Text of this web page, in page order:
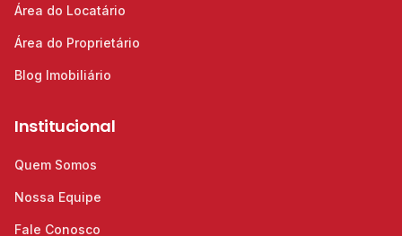
Área do Locatário
Área do Proprietário
Blog Imobiliário
Institucional
Quem Somos
Nossa Equipe
Fale Conosco